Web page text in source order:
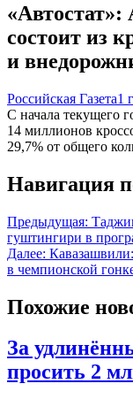
«Автостат»:
состоит из
и
Российская Газета1
С начала текущего
14 миллионов
29,7% от общего
Навигация
Предыдущая:
гуштингири в
Далее:
в чемпионской
Похожие
За
просить 2